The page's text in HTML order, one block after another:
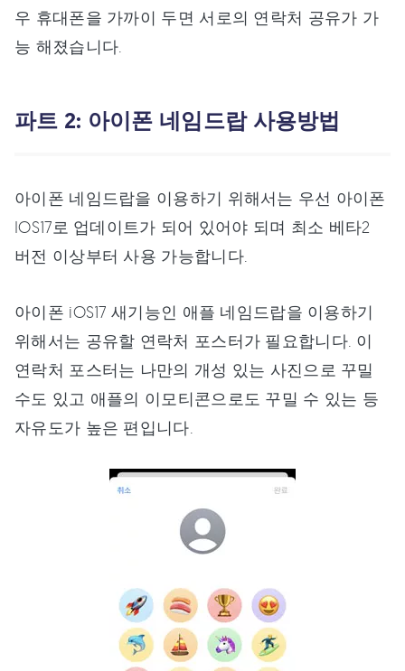
우 휴대폰을 가까이 두면 서로의 연락처 공유가 가
능 해졌습니다.
파트 2: 아이폰 네임드랍 사용방법
아이폰 네임드랍을 이용하기 위해서는 우선 아이폰
IOS17로 업데이트가 되어 있어야 되며 최소 베타2
버전 이상부터 사용 가능합니다.
아이폰 iOS17 새기능인 애플 네임드랍을 이용하기
위해서는 공유할 연락처 포스터가 필요합니다. 이
연락처 포스터는 나만의 개성 있는 사진으로 꾸밀
수도 있고 애플의 이모티콘으로도 꾸밀 수 있는 등
자유도가 높은 편입니다.